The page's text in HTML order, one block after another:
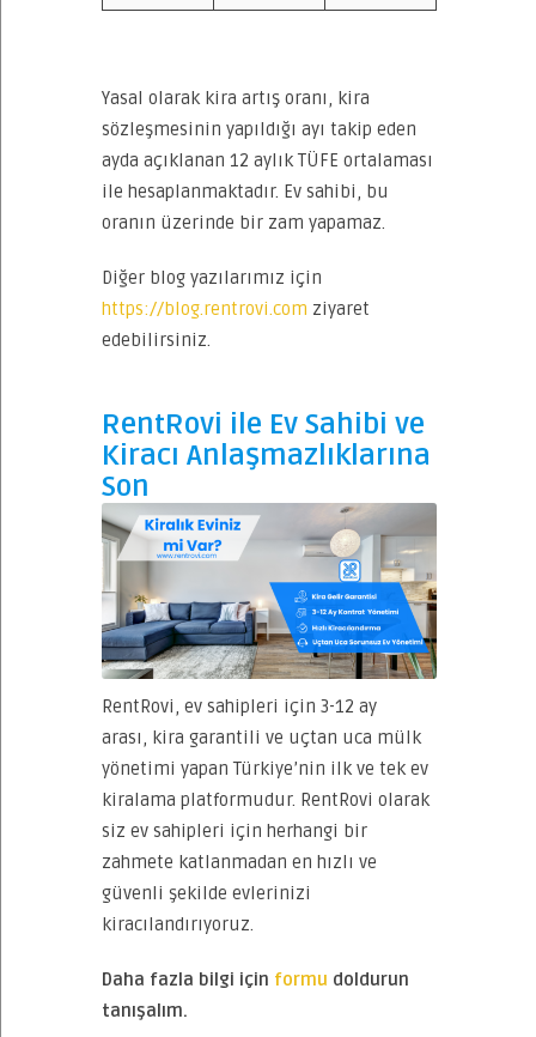
Yasal olarak kira artış oranı, kira
sözleşmesinin yapıldığı ayı takip eden
ayda açıklanan 12 aylık TÜFE ortalaması
ile hesaplanmaktadır. Ev sahibi, bu
oranın üzerinde bir zam yapamaz.
Diğer blog yazılarımız için
https://blog.rentrovi.com ziyaret
edebilirsiniz.
RentRovi ile Ev Sahibi ve
Kiracı Anlaşmazlıklarına
Son
RentRovi, ev sahipleri için 3-12 ay
arası, kira garantili ve uçtan uca mülk
yönetimi yapan Türkiye’nin ilk ve tek ev
kiralama platformudur. RentRovi olarak
siz ev sahipleri için herhangi bir
zahmete katlanmadan en hızlı ve
güvenli şekilde evlerinizi
kiracılandırıyoruz.
Daha fazla bilgi için formu doldurun
tanışalım.